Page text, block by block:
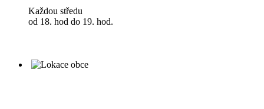
Každou středu
od 18. hod do 19. hod.